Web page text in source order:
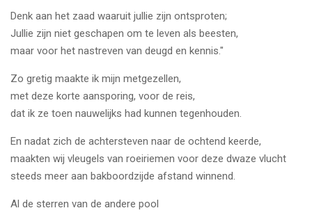
Denk aan het zaad waaruit jullie zijn ontsproten;
Jullie zijn niet geschapen om te leven als beesten,
maar voor het nastreven van deugd en kennis."
Zo gretig maakte ik mijn metgezellen,
met deze korte aansporing, voor de reis,
dat ik ze toen nauwelijks had kunnen tegenhouden.
En nadat zich de achtersteven naar de ochtend keerde,
maakten wij vleugels van roeiriemen voor deze dwaze vlucht
steeds meer aan bakboordzijde afstand winnend.
Al de sterren van de andere pool